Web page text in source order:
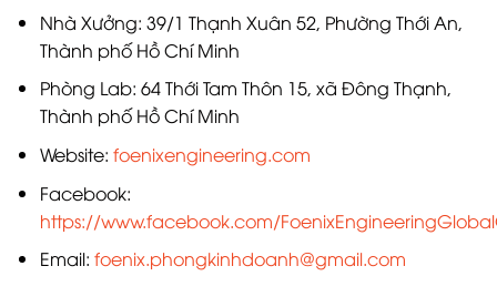
Nhà Xưởng: 39/1 Thạnh Xuân 52, Phường Thới An,
Thành phố Hồ Chí Minh
Phòng Lab: 64 Thới Tam Thôn 15, xã Đông Thạnh,
Thành phố Hồ Chí Minh
Website: foenixengineering.com
Facebook:
https://www.facebook.com/
Email: foenix.phongkinhdoanh@gmail.com